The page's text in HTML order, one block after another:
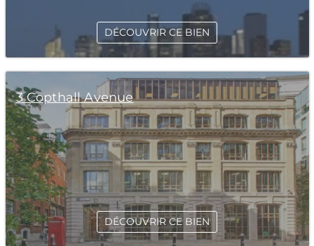
DÉCOUVRIR CE BIEN
3 Copthall Avenue
DÉCOUVRIR CE BIEN